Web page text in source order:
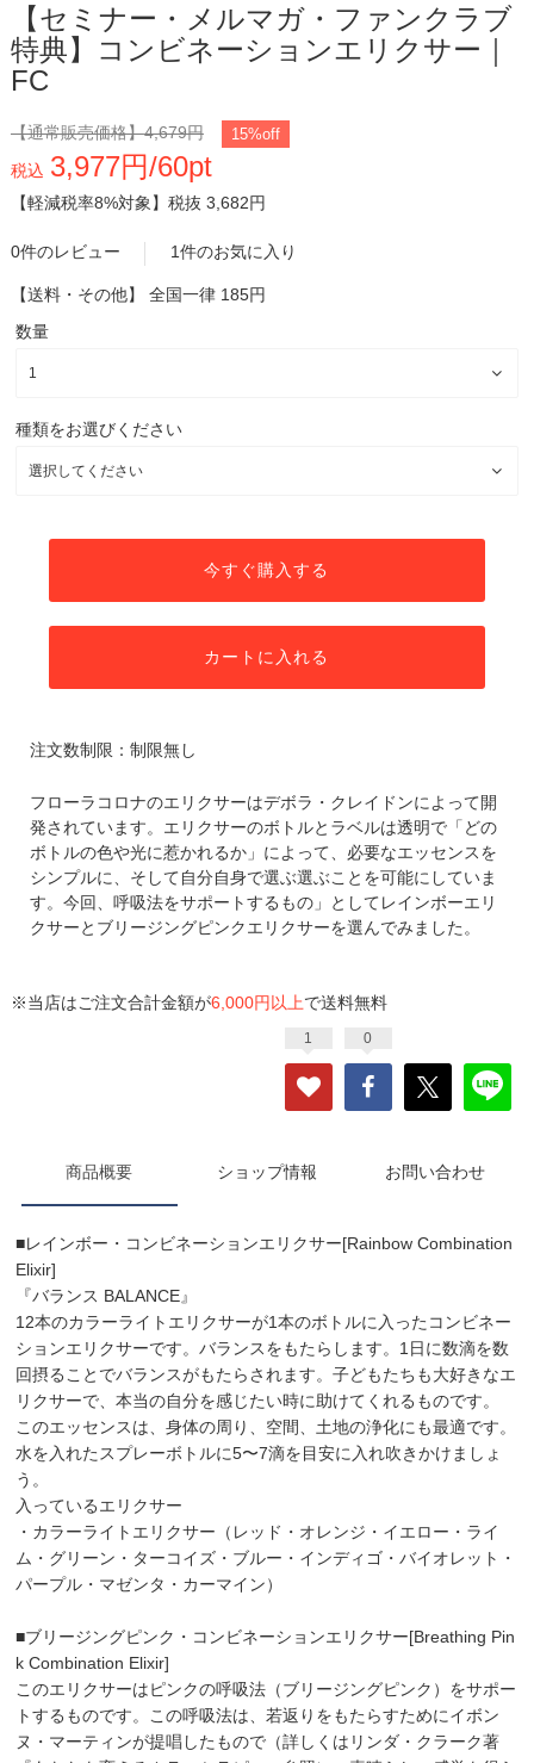
【セミナー・メルマガ・ファンクラブ
特典】コンビネーションエリクサー｜
FC
【通常販売価格】4,679円 15%off
税込 3,977円/60pt
【軽減税率8%対象】 税抜 3,682円
0件のレビュー 1件のお気に入り
【送料・その他】 全国一律 185円
数量
種類をお選びください
今すぐ購入する
カートに入れる
注文数制限：制限無し
フローラコロナのエリクサーはデボラ・クレイドンによって開
発されています。エリクサーのボトルとラベルは透明で「どの
ボトルの色や光に惹かれるか」によって、必要なエッセンスを
シンプルに、そして自分自身で選ぶ選ぶことを可能にしていま
す。今回、呼吸法をサポートするもの」としてレインボーエリ
クサーとブリージングピンクエリクサーを選んでみました。
※当店はご注文合計金額が6,000円以上で送料無料
1 0
商品概要 ショップ情報 お問い合わせ
■レインボー・コンビネーションエリクサー[Rainbow Combination
Elixir]
『バランス BALANCE』
12本のカラーライトエリクサーが1本のボトルに入ったコンビネー
ションエリクサーです。バランスをもたらします。1日に数滴を数
回摂ることでバランスがもたらされます。子どもたちも大好きなエ
リクサーで、本当の自分を感じたい時に助けてくれるものです。
このエッセンスは、身体の周り、空間、土地の浄化にも最適です。
水を入れたスプレーボトルに5〜7滴を目安に入れ吹きかけましょ
う。
入っているエリクサー
・カラーライトエリクサー（レッド・オレンジ・イエロー・ライ
ム・グリーン・ターコイズ・ブルー・インディゴ・バイオレット・
パープル・マゼンタ・カーマイン）
■ブリージングピンク・コンビネーションエリクサー[Breathing Pin
k Combination Elixir]
このエリクサーはピンクの呼吸法（ブリージングピンク）をサポー
トするものです。この呼吸法は、若返りをもたらすためにイボン
ヌ・マーティンが提唱したもので（詳しくはリンダ・クラーク著